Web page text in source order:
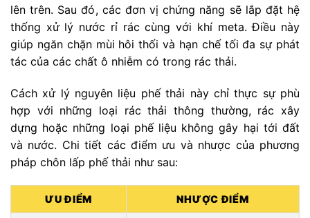
lên trên. Sau đó, các đơn vị chứng năng sẽ lắp đặt hệ
thống xử lý nước rỉ rác cùng với khí meta. Điều này
giúp ngăn chặn mùi hôi thối và hạn chế tối đa sự phát
tác của các chất ô nhiễm có trong rác thải.
Cách xử lý nguyên liệu phế thải này chỉ thực sự phù
hợp với những loại rác thải thông thường, rác xây
dựng hoặc những loại phế liệu không gây hại tới đất
và nước. Chi tiết các điểm ưu và nhược của phương
pháp chôn lấp phế thải như sau:
ƯU ĐIỂM NHƯỢC ĐIỂM